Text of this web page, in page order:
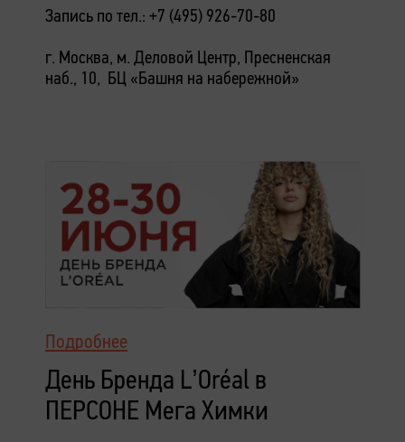
Запись по тел.: +7 (495) 926-70-80
г. Москва, м. Деловой Центр, Пресненская
наб., 10, БЦ «Башня на набережной»
Подробнее
День Бренда L’Oréal в
ПЕРСОНЕ Мега Химки